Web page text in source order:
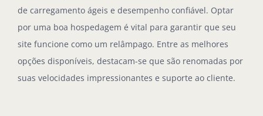
de carregamento ágeis e desempenho confiável. Optar
por uma boa hospedagem é vital para garantir que seu
site funcione como um relâmpago. Entre as melhores
opções disponíveis, destacam-se que são renomadas por
suas velocidades impressionantes e suporte ao cliente.